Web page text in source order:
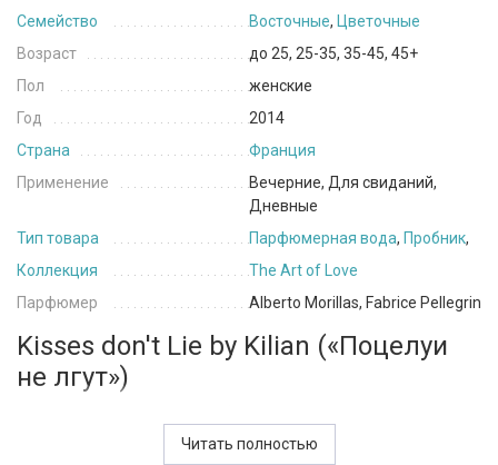
Семейство
Восточные, Цветочные
Возраст
до 25, 25-35, 35-45, 45+
Пол
женские
Год
2014
Страна
Франция
Применение
Вечерние, Для свиданий,
Дневные
Тип товара
Парфюмерная вода, Пробник,
Коллекция
The Art of Love
Парфюмер
Alberto Morillas, Fabrice Pellegrin
Kisses don't Lie by Kilian («Поцелуи
не лгут»)
парфюмера — Фабрис Пеллегран и Альберто Мориллас.
Читать полностью